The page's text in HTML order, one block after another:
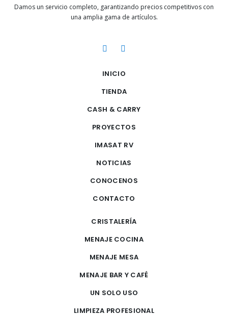
Damos un servicio completo, garantizando precios competitivos con
una amplia gama de artículos.
INICIO
TIENDA
CASH & CARRY
PROYECTOS
IMASAT RV
NOTICIAS
CONOCENOS
CONTACTO
CRISTALERÍA
MENAJE COCINA
MENAJE MESA
MENAJE BAR Y CAFÉ
UN SOLO USO
LIMPIEZA PROFESIONAL